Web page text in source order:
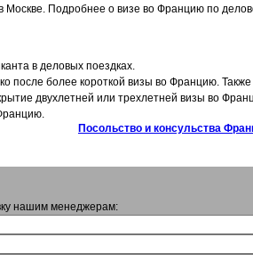
Москве. Подробнее о визе во Францию по
в деловых поездках.
после более короткой визы во Францию. Также
двухлетней или трехлетней визы во
Посольство и консульства
нашим менеджерам: